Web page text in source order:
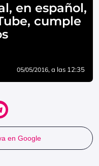
en español,
cumple
05/05/2016, a las 12:35
en Google